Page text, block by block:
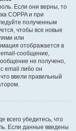
Если они верны, то
COPPA и при
полученным
чтобы все новые
или
отображается в
email-сообщение,
не получено,
email либо он
ввели правильный
всего убедитесь, что
Если данные введены